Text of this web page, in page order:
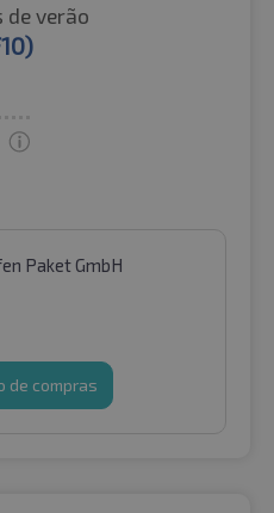
de verão
Paket GmbH
de compras